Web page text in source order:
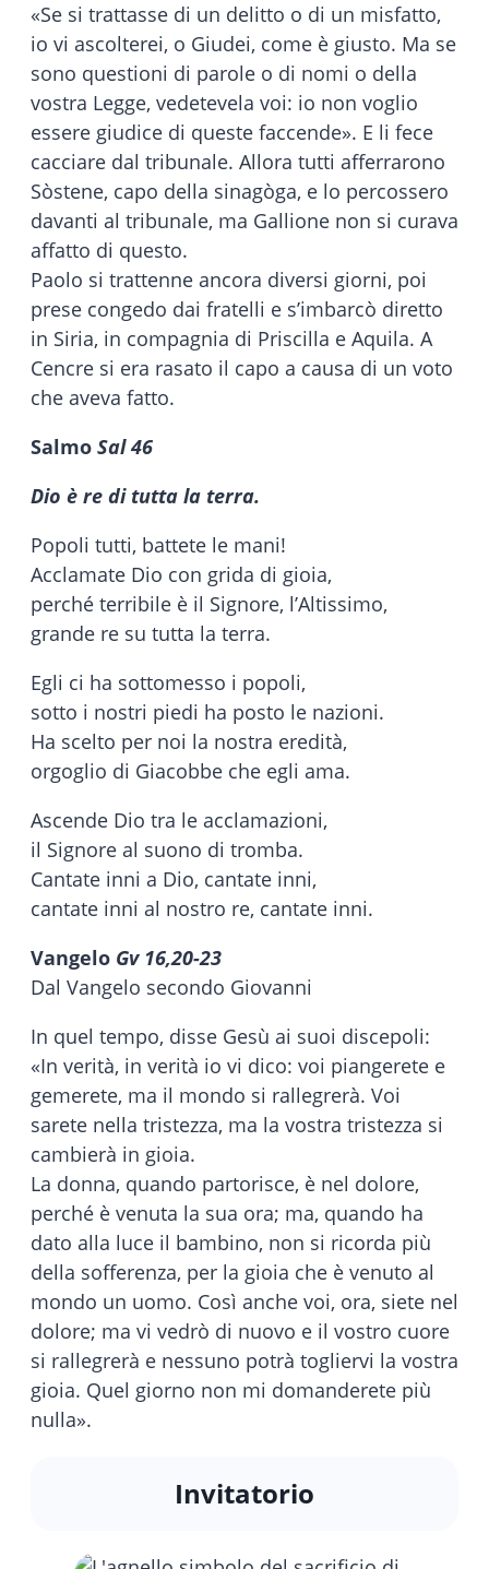
«Se si trattasse di un delitto o di un misfatto,
io vi ascolterei, o Giudei, come è giusto. Ma se
sono questioni di parole o di nomi o della
vostra Legge, vedetevela voi: io non voglio
essere giudice di queste faccende». E li fece
cacciare dal tribunale. Allora tutti afferrarono
Sòstene, capo della sinagòga, e lo percossero
davanti al tribunale, ma Gallione non si curava
affatto di questo.
Paolo si trattenne ancora diversi giorni, poi
prese congedo dai fratelli e s’imbarcò diretto
in Siria, in compagnia di Priscilla e Aquila. A
Cencre si era rasato il capo a causa di un voto
che aveva fatto.
Salmo Sal 46
Dio è re di tutta la terra.
Popoli tutti, battete le mani!
Acclamate Dio con grida di gioia,
perché terribile è il Signore, l’Altissimo,
grande re su tutta la terra.
Egli ci ha sottomesso i popoli,
sotto i nostri piedi ha posto le nazioni.
Ha scelto per noi la nostra eredità,
orgoglio di Giacobbe che egli ama.
Ascende Dio tra le acclamazioni,
il Signore al suono di tromba.
Cantate inni a Dio, cantate inni,
cantate inni al nostro re, cantate inni.
Vangelo Gv 16,20-23
Dal Vangelo secondo Giovanni
In quel tempo, disse Gesù ai suoi discepoli:
«In verità, in verità io vi dico: voi piangerete e
gemerete, ma il mondo si rallegrerà. Voi
sarete nella tristezza, ma la vostra tristezza si
cambierà in gioia.
La donna, quando partorisce, è nel dolore,
perché è venuta la sua ora; ma, quando ha
dato alla luce il bambino, non si ricorda più
della sofferenza, per la gioia che è venuto al
mondo un uomo. Così anche voi, ora, siete nel
dolore; ma vi vedrò di nuovo e il vostro cuore
si rallegrerà e nessuno potrà togliervi la vostra
gioia. Quel giorno non mi domanderete più
nulla».
Invitatorio